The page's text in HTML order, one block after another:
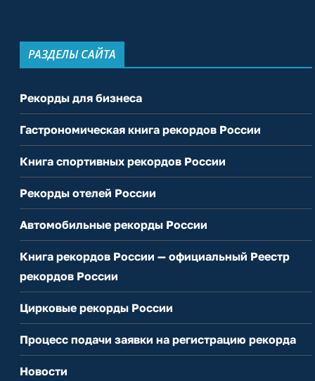
РАЗДЕЛЫ САЙТА
Рекорды для бизнеса
Гастрономическая книга рекордов России
Книга спортивных рекордов России
Рекорды отелей России
Автомобильные рекорды России
Книга рекордов России — официальный Реестр
рекордов России
Цирковые рекорды России
Процесс подачи заявки на регистрацию рекорда
Новости